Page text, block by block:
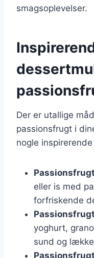
smagsoplevelser.
Der er utallige
passionsfrugt i
nogle
eller is med
forfriskende
yoghurt,
sund og